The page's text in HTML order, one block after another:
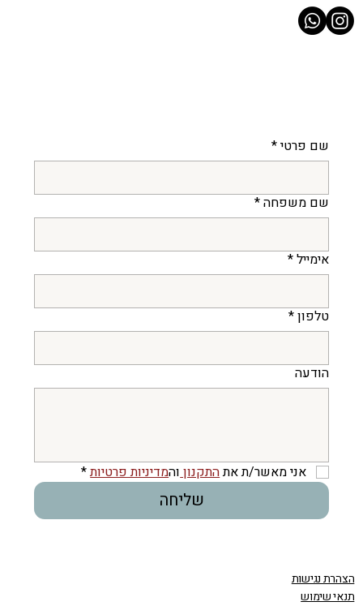
הצהרת נגישות
תנאי שימוש
שם פרטי*
שם משפחה*
אימייל*
טלפון*
הודעה
אני מאשר/ת את התקנון והמדיניות פרטיות*
שליחה